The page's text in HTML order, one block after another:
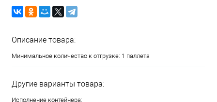
Описание товара:
Минимальное количество к отгрузке: 1 паллета
Другие варианты товара:
Исполнение контейнера: